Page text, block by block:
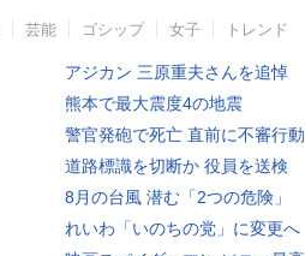
芸能 ゴシップ 女子 トレンド
アジカン 三原重夫さんを追悼
熊本で最大震度4の地震
警官発砲で死亡 直前に不審行動
道路標識を切断か 役員を送検
8月の台風 潜む「2つの危険」
れいわ「いのちの党」に変更へ